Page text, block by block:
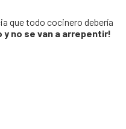
que todo cocinero debería
no se van a arrepentir!